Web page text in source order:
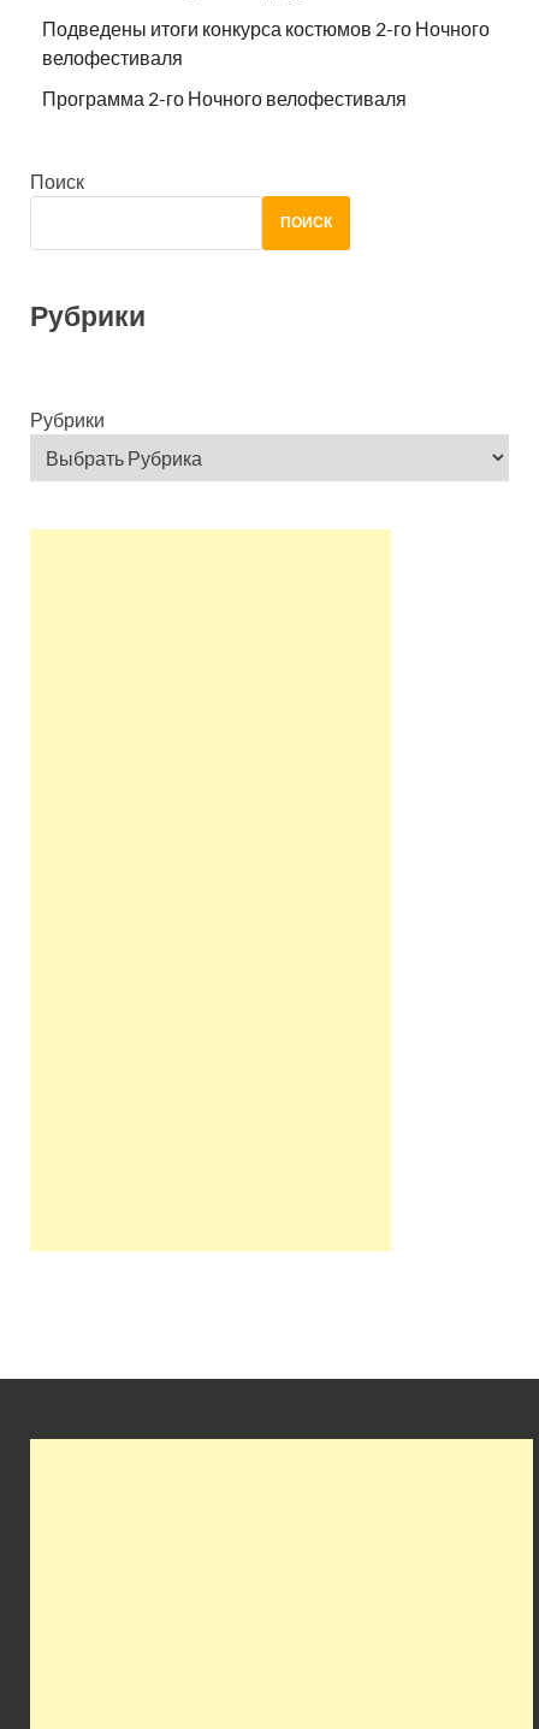
Подведены итоги конкурса костюмов 2-го Ночного
велофестиваля
Программа 2-го Ночного велофестиваля
Поиск
ПОИСК
Рубрики
Рубрики